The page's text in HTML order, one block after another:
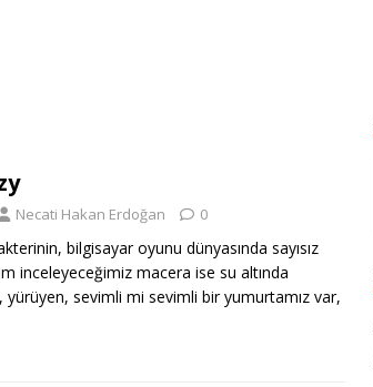
Necati Hakan Erdoğan 0
bilgisayar oyunu dünyasında sayısız
inceleyeceğimiz macera ise su altında
yürüyen, sevimli mi sevimli bir yumurtamız var,